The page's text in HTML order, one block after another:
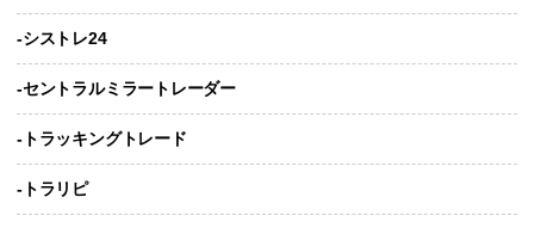
-シストレ24
-セントラルミラートレーダー
-トラッキングトレード
-トラリピ